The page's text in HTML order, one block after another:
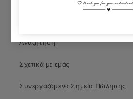
Αναζήτηση
Σχετικά με εμάς
Συνεργαζόμενα Σημεία Πώλησης